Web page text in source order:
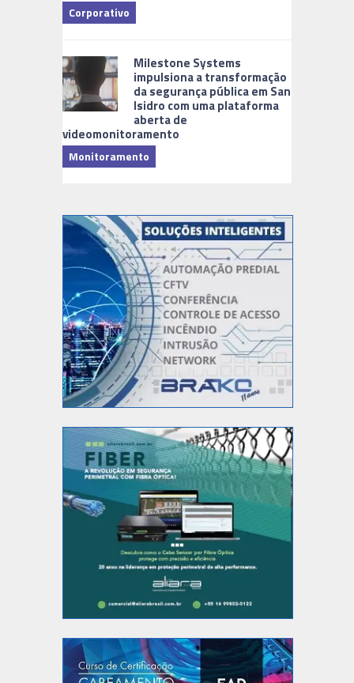
Corporativo
Milestone Systems
impulsiona a transformação
da segurança pública em San
Isidro com uma plataforma
aberta de
videomonitoramento
Monitoramento